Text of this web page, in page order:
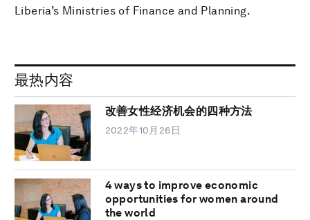
Liberia’s Ministries of Finance and Planning.
最热内容
改善女性经济机会的四种方法
2022年10月26日
4 ways to improve economic
opportunities for women around
the world